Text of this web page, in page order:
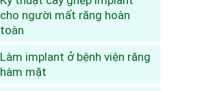
cho người mất răng hoàn
toàn
Làm implant ở bệnh viện răng
hàm mặt